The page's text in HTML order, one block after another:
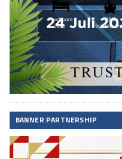
BANNER PARTNERSHIP